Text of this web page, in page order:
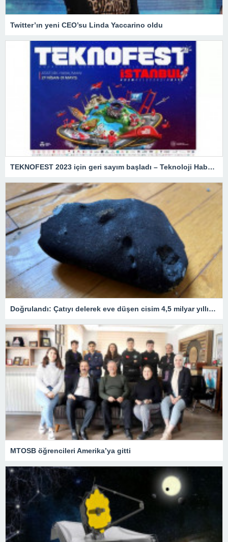
Twitter’ın yeni CEO’su Linda Yaccarino oldu
TEKNOFEST 2023 için geri sayım başladı – Teknoloji Haberleri
Doğrulandı: Çatıyı delerek eve düşen cisim 4,5 milyar yıllık bir göktaşı!
MTOSB öğrencileri Amerika’ya gitti